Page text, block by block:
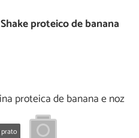
Shake proteico de banana
proteica de banana e noz